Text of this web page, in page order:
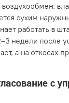
воздухообмен:
сухим
работать в
недели после
а на откосах
с